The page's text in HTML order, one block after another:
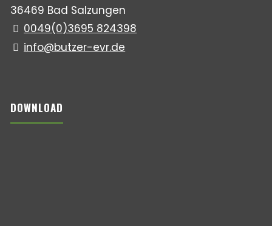
36469 Bad Salzungen
0049(0)3695 824398
info@butzer-evr.de
DOWNLOAD